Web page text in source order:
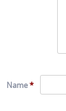
Name*